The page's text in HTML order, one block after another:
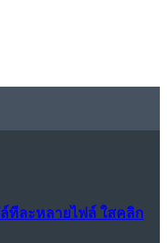
ทีละหลายไฟล์ ใสคลิก